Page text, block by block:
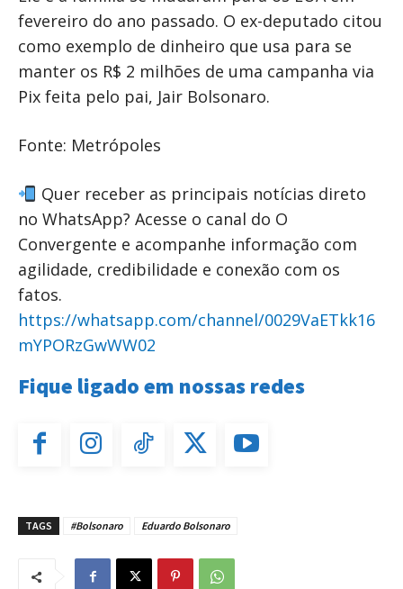
fevereiro do ano passado. O ex-deputado citou
como exemplo de dinheiro que usa para se
manter os R$ 2 milhões de uma campanha via
Pix feita pelo pai, Jair Bolsonaro.
Fonte: Metrópoles
Quer receber as principais notícias direto
no WhatsApp? Acesse o canal do O
Convergente e acompanhe informação com
agilidade, credibilidade e conexão com os
fatos.
https://whatsapp.com/channel/0029VaETkk16
mYPORzGwWW02
Fique ligado em nossas redes
TAGS #Bolsonaro Eduardo Bolsonaro